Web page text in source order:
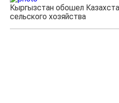
Кыргызстан обошел
сельского хозяйства